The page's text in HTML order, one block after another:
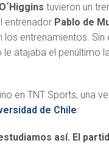
O´Higgins tuvieron un
entrenador Pablo de
entrenamientos. Sin
le atajaba el penúltimo
en TNT Sports, una
de Chile:
así. El